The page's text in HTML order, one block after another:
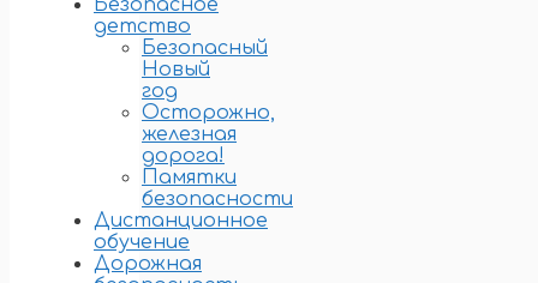
Безопасное
детство
Безопасный
Новый
год
Осторожно,
железная
дорога!
Памятки
безопасности
Дистанционное
обучение
Дорожная